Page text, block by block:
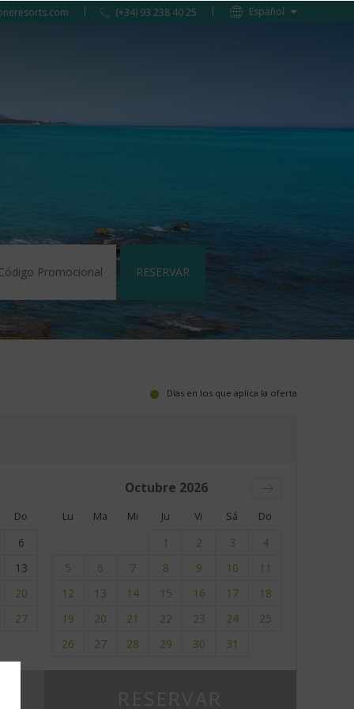
(+34) 93 238 40 25
RESERVAR
Días en los que aplica la oferta
Do
6
13
20
27
Octubre 2026
Lu Ma Mi Ju Vi Sá Do
1 2 3
4
5
6 7 8 9 10
11
12
13 14 15 16 17
18
19
20 21 22 23 24
25
26
27 28 29 30 31